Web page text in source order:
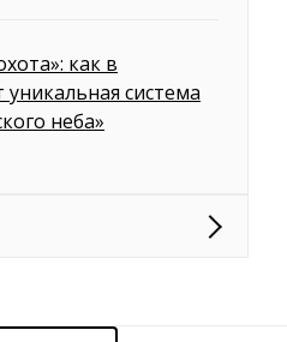
как в
система
неба»